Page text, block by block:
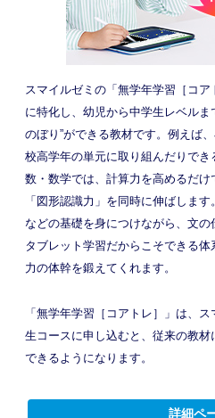
スマイルゼミの「無学年学習［コ
に特化し、幼児から中学生レベルま
のぼり”ができる教材です。例えば
校高学年の単元に取り組んだりで
数・数学では、計算力を高めるだけ
「図形認識力」を同時に伸ばしま
などの基礎を身につけながら、文の
タブレット学習だからこそできる
力の体幹を鍛えてくれます。
「無学年学習［コアトレ］」は、
生コースに申し込むと、従来の教
できるようになります。
詳細ペ